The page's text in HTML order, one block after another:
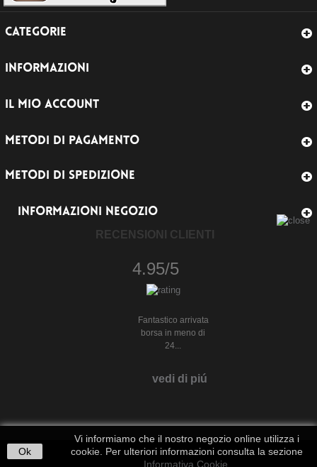
CATEGORIE
INFORMAZIONI
IL MIO ACCOUNT
METODI DI PAGAMENTO
METODI DI SPEDIZIONE
INFORMAZIONI NEGOZIO
RECENSIONI CLIENTI
4.95/5
Fantastico arrivata
borsa in meno di
24...
vedi di piú
Ok
Vi informiamo che il nostro negozio online utilizza i
cookie. Per ulteriori informazioni consulta la sezione
Informativa Cookie